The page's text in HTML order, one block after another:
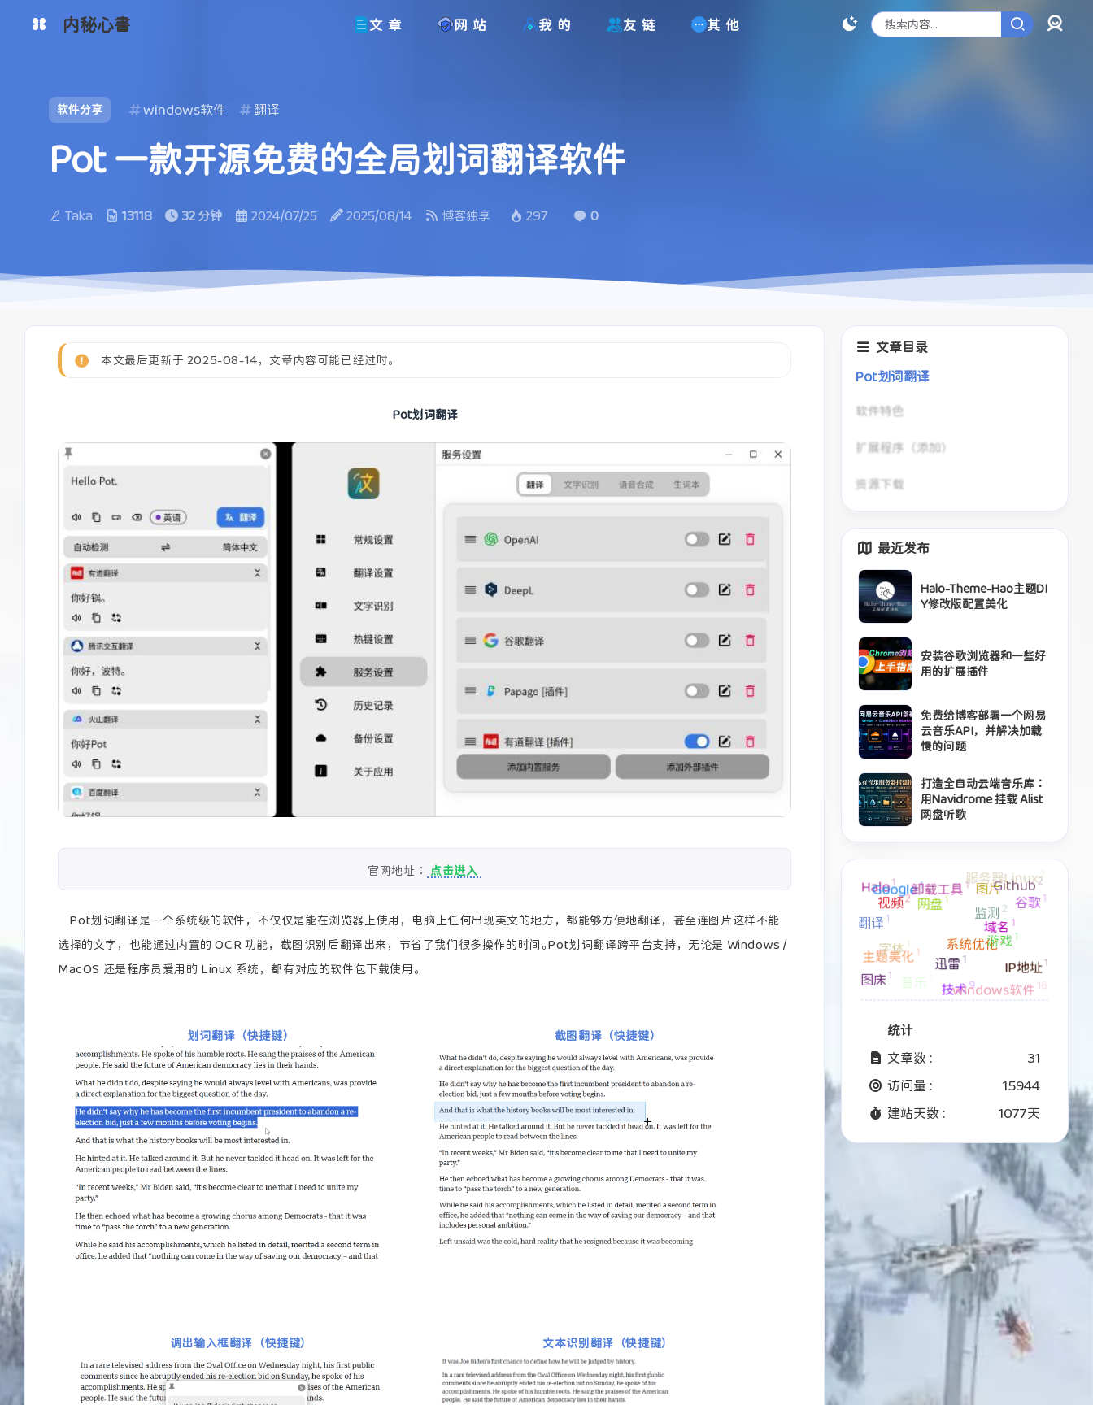
工具网 网盘系统
内秘心書 文章 网站 我的 友链 其他
软件分享 windows软件 翻译
Pot 一款开源免费的全局划词翻译软件
Taka 13118 32 分钟 2024/07/25 2025/08/14 博客独享 297 0
本文最后更新于 2025-08-14，文章内容可能已经过时。
Pot划词翻译
官网地址： 点击进入
Pot划词翻译是一个系统级的软件，不仅仅是能在浏览器上使用，电脑上任何出现英文的地方，都能够方便地翻译，甚至连图片这样不能
选择的文字，也能通过内置的 OCR 功能，截图识别后翻译出来，节省了我们很多操作的时间。Pot划词翻译跨平台支持，无论是 Windows /
MacOS 还是程序员爱用的 Linux 系统，都有对应的软件包下载使用。
划词翻译（快捷键） 截图翻译（快捷键）
调出输入框翻译（快捷键） 文本识别翻译（快捷键）
文章目录
Pot划词翻译
软件特色
扩展程序（添加）
资源下载
最近发布
Halo-Theme-Hao主题DI
Y修改版配置美化
安装谷歌浏览器和一些好
用的扩展插件
免费给博客部署一个网易
云音乐API，并解决加载
慢的问题
打造全自动云端音乐库：
用Navidrome 挂载 Alist
网盘听歌
Halo1
Google1
卸载工具 1 图片 2
服务器Linux
Github2
翻译
视频2 网盘1
监测 2
域名 1
谷歌 1
主题美化 1
字体 1
迅雷 1
系统优化2
游戏 1
IP地址 1
图床 1
音乐
技术9
windows软件 16
统计
文章数 : 31
访问量 : 15944
建站天数 : 1077天